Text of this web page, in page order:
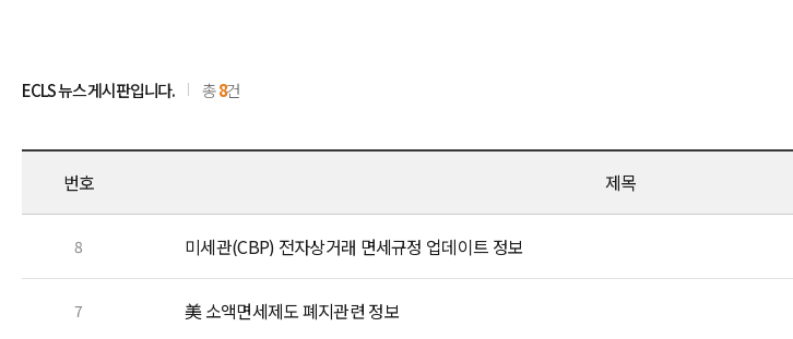
ECLS 뉴스 게시판입니다. 총8건
번호 제목
8 미세관(CBP) 전자상거래 면세규정 업데이트 정보
7 美 소액면세제도 폐지관련 정보